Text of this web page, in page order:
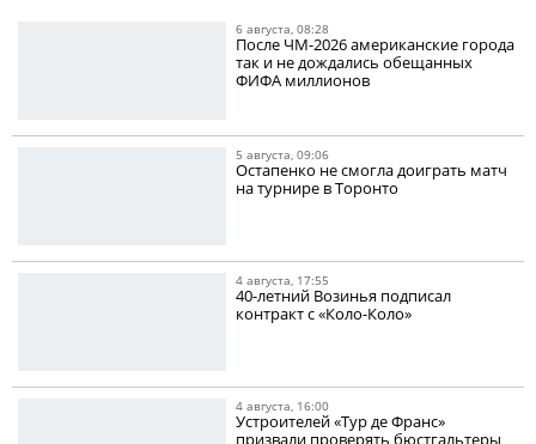
6 августа, 08:28
После ЧМ-2026 американские города
так и не дождались обещанных
ФИФА миллионов
5 августа, 09:06
Остапенко не смогла доиграть матч
на турнире в Торонто
4 августа, 17:55
40-летний Возинья подписал
контракт с «Коло-Коло»
4 августа, 16:00
Устроителей «Тур де Франс»
призвали проверять бюстгальтеры